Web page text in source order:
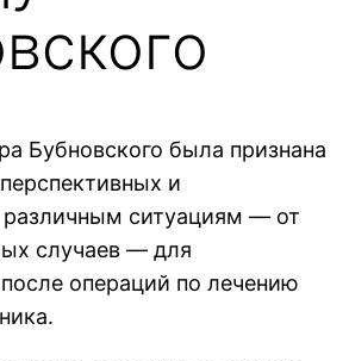
Бубновского была признана
и
ситуациям — от
случаев — для
операций по лечению